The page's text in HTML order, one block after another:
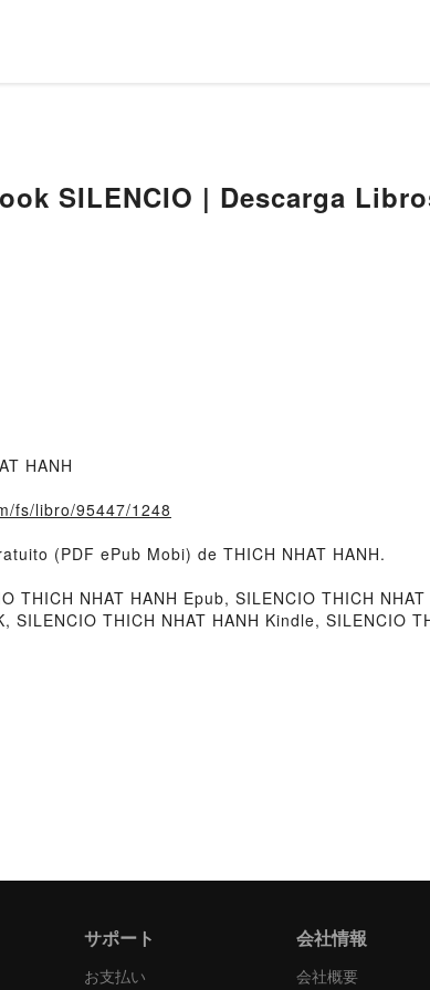
SILENCIO | Descarga
HANH
fs/libro/95447/1248
(PDF ePub Mobi) de THICH NHAT HANH.
THICH NHAT HANH Epub, SILENCIO THICH
SILENCIO THICH NHAT HANH Kindle, SILENCIO
サポート
お支払い
会社情報
会社概要